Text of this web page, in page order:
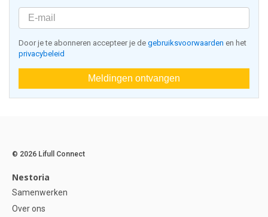
Door je te abonneren accepteer je de gebruiksvoorwaarden en het
privacybeleid
Meldingen ontvangen
© 2026 Lifull Connect
Nestoria
Samenwerken
Over ons